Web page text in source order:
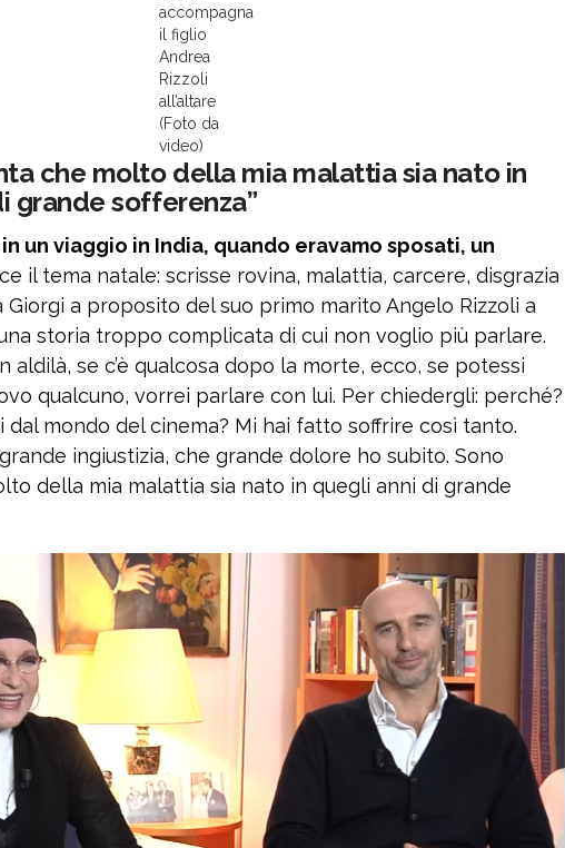
accompagna
il figlio
Andrea
Rizzoli
all’altare
(Foto da
video)
che molto della mia malattia sia nato in
grande sofferenza”
un viaggio in India, quando eravamo sposati, un
il tema natale: scrisse rovina, malattia, carcere, disgrazia
Giorgi a proposito del suo primo marito Angelo Rizzoli a
una storia troppo complicata di cui non voglio più parlare.
aldilà, se c’è qualcosa dopo la morte, ecco, se potessi
qualcuno, vorrei parlare con lui. Per chiedergli: perché?
dal mondo del cinema? Mi hai fatto soffrire così tanto.
ingiustizia, che grande dolore ho subito. Sono
della mia malattia sia nato in quegli anni di grande